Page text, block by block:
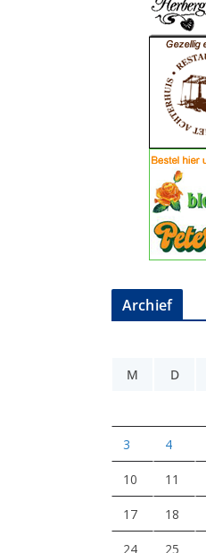
Archief
M
D
3 4
10 11
17 18
24 25